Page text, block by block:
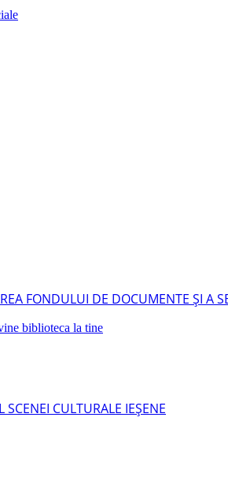
FONDULUI DE DOCUMENTE ŞI A
biblioteca la tine
SCENEI CULTURALE IEŞENE